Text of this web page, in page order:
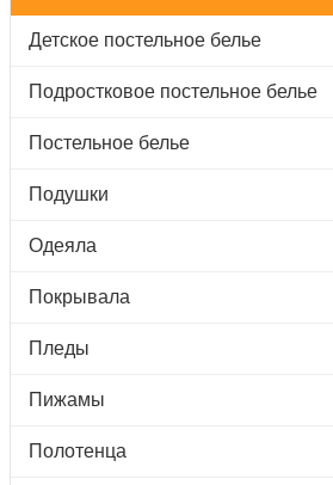
Детское постельное белье
Подростковое постельное белье
Постельное белье
Подушки
Одеяла
Покрывала
Пледы
Пижамы
Полотенца